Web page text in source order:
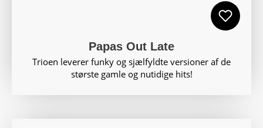
Papas Out Late
Trioen leverer funky og sjælfyldte versioner af de
største gamle og nutidige hits!